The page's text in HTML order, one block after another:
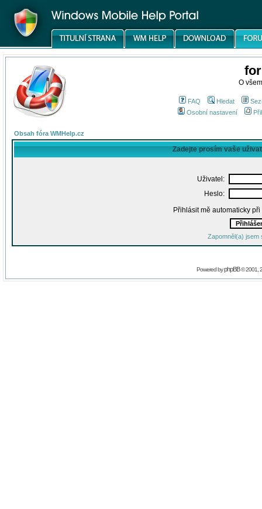
O
FAQ Hledat
Osobní nastavení
Obsah fóra WMHelp.cz
Zadejte prosím vaše
Uživatel:
Heslo:
Přihlásit mě automaticky
Zapomněl(a) jsem
Powered byphpBB© 2001,